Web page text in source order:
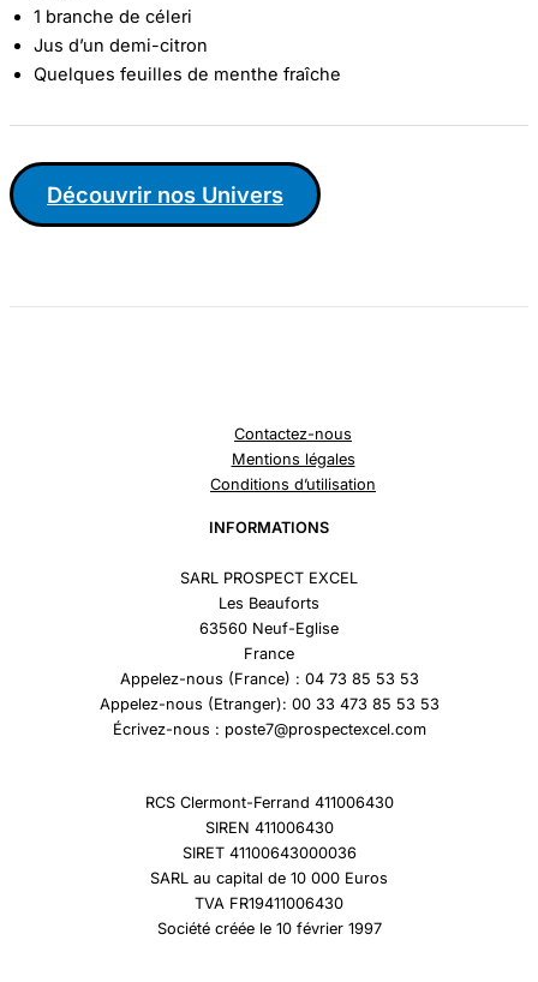
1 branche de céleri
Jus d’un demi-citron
Quelques feuilles de menthe fraîche
Découvrir nos Univers
Contactez-nous
Mentions légales
Conditions d’utilisation
INFORMATIONS
SARL PROSPECT EXCEL
Les Beauforts
63560 Neuf-Eglise
France
Appelez-nous (France) : 04 73 85 53 53
Appelez-nous (Etranger): 00 33 473 85 53 53
Écrivez-nous : poste7@prospectexcel.com
RCS Clermont-Ferrand 411006430
SIREN 411006430
SIRET 41100643000036
SARL au capital de 10 000 Euros
TVA FR19411006430
Société créée le 10 février 1997